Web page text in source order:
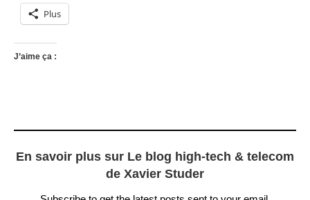
Plus
J’aime ça :
En savoir plus sur Le blog high-tech & telecom
de Xavier Studer